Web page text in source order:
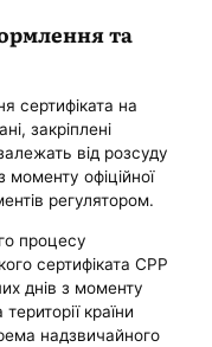
та
сертифіката на
закріплені
від розсуду
моменту офіційної
регулятором.
процесу
сертифіката CPP
днів з моменту
країни
надзвичайного